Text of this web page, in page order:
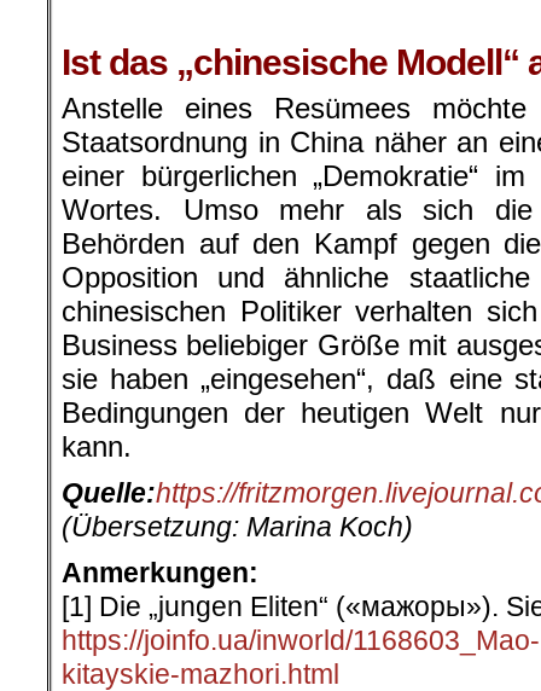
Ist das „chinesische Modell“
Anstelle eines Resümees
Staatsordnung in China näher an
einer bürgerlichen „Demokratie“
Wortes. Umso mehr als sich die
Behörden auf den Kampf gegen
Opposition und ähnliche
chinesischen Politiker verhalten
Business beliebiger Größe mit
sie haben „eingesehen“, daß eine
Bedingungen der heutigen Welt
kann.
Quelle:https://
(Übersetzung: Marina Koch)
Anmerkungen:
[1] Die „jungen Eliten“ («мажоры»).
https://joinfo.ua/inworld/
kitayskie-mazhori.html